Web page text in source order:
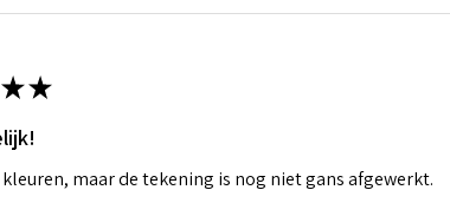
★★
maar de tekening is nog niet gans afgewerkt.